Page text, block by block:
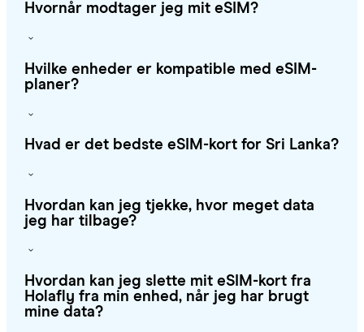
Hvornår modtager jeg mit eSIM?
Hvilke enheder er kompatible med eSIM-
planer?
Hvad er det bedste eSIM-kort for Sri Lanka?
Hvordan kan jeg tjekke, hvor meget data
jeg har tilbage?
Hvordan kan jeg slette mit eSIM-kort fra
Holafly fra min enhed, når jeg har brugt
mine data?